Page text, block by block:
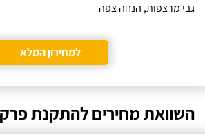
גבי מרצפות, הנחה צפה
למחירון המלא
השוואת מחירים להתקנת